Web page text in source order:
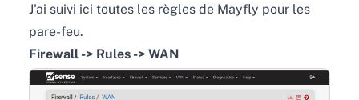
J'ai suivi ici toutes les règles de Mayfly pour les
pare-feu.
Firewall -> Rules -> WAN